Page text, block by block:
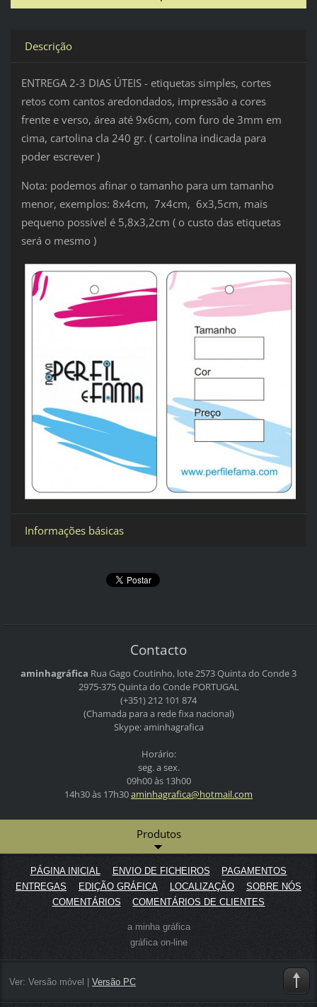
Descrição
ENTREGA 2-3 DIAS ÚTEIS - etiquetas simples, cortes
retos com cantos aredondados, impressão a cores
frente e verso, área até 9x6cm, com furo de 3mm em
cima, cartolina cla 240 gr. ( cartolina indicada para
poder escrever )
Nota: podemos afinar o tamanho para um tamanho
menor, exemplos: 8x4cm, 7x4cm, 6x3,5cm, mais
pequeno possível é 5,8x3,2cm ( o custo das etiquetas
será o mesmo )
Informações básicas
Contacto
aminhagráfica Rua Gago Coutinho, lote 2573Quinta do Conde 3
2975-375 Quinta do CondePORTUGAL
(+351) 212 101 874
(Chamada para a rede fixa nacional)
Skype: aminhagrafica
Horário:
seg. a sex.
09h00 às 13h00
14h30 às 17h30aminhagrafica@hotmail.com
Produtos
PÁGINA INICIAL ENVIO DE FICHEIROS
PAGAMENTOS
ENTREGAS
EDIÇÃO GRÁFICA LOCALIZAÇÃO
SOBRE NÓS
COMENTÁRIOS
COMENTÁRIOS DE CLIENTES
a minha gráfica
gráfica on-line
Ver: Versão móvel Versão PC